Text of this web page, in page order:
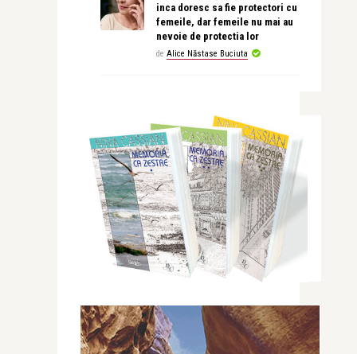
inca doresc sa fie protectori cu
femeile, dar femeile nu mai au
nevoie de protectia lor
de Alice Năstase Buciuta